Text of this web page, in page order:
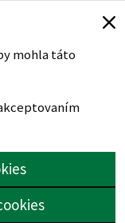
mohla táto